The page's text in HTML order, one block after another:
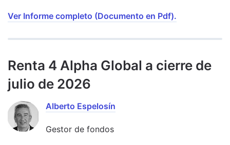
Ver Informe completo (Documento en Pdf).
Renta 4 Alpha Global a cierre de
julio de 2026
Alberto Espelosín
Gestor de fondos